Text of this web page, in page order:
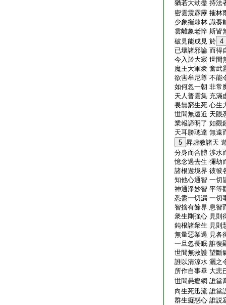
猶若大劫盡 持法
密雲震霹靂 摧林
少象摧棘林 識養
雲離象老悴 斯皆
破見能成見 於 4
已壞諸邪論 而得
今入於大寂 世間
魔王大軍衆 奮武
欲害牟尼尊 不能
如何忽一朝 非常
天人普雲集 充滿
畏無窮生死 心生
世間無遠近 天眼
業報諦明了 如觀
天耳勝聰達 無遠
5 昇虚教諸天
分身而合體 渉水
憶念過去生 彌劫
諸根遊境界 彼彼
知他心通智 一切
神通淨妙智 平等
悉盡一切漏 一切
智捨有餘界 息智
衆生剛強心 見則
鈍根諸衆生 見則
無量惡業過 見各
一旦忽長眠 誰復
世間無救護 望斷
誰以清涼水 灑之
所作自事畢 大悲
世間愚癡網 誰當
向生死迅流 誰當
群生癡惑心 誰説